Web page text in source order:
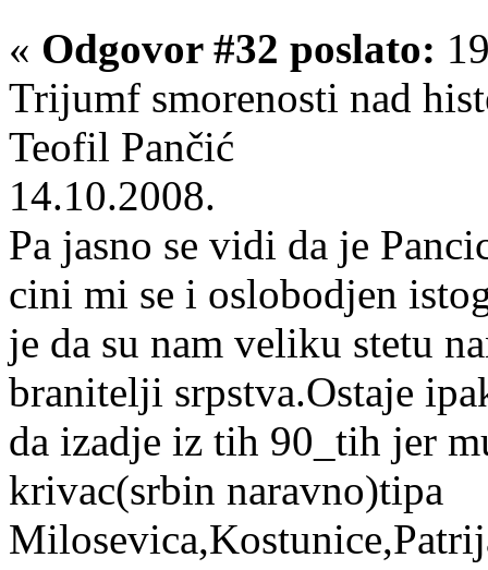
« Odgovor #32 poslato:
Trijumf smorenosti nad
Teofil Pančić
14.10.2008.
Pa jasno se vidi da je
cini mi se i oslobodjen
je da su nam veliku stetu
branitelji srpstva.Ostaje
da izadje iz tih 90_tih jer
krivac(srbin naravno)tipa